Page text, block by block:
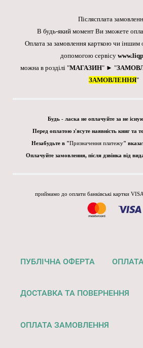
Післясплата
В будь-який момент Ви зможете
Оплата за замовлення карткою чи іншим
допомогою сервісу
можна в розділі "МАГАЗИН" ► "
ЗАМОВЛЕННЯ"
Будь - ласка не оплачуйте за не
Перед оплатою з'ясуте наявність книг та
Незабудьте в "Призначення платежу"
Оплачуйте замовлення, після дзвінка від
приймамо до оплати банківські картки
ПУБЛІЧНА ОФЕРТА
ДОСТАВКА ТА ПОВЕРНЕННЯ
ОПЛАТА ЗАМОВЛЕННЯ